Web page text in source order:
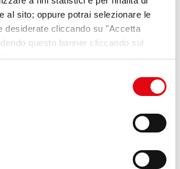
al sito; oppure potrai selezionare le
desiderate cliccando su "Accetta
questo banner cliccando sul
la navigazione e saranno attivati solo i
in ogni momento mediante il
dei cookie” a fine pagina. Per ulteriori
Cookie
di lavoro
di linea
D e CQC